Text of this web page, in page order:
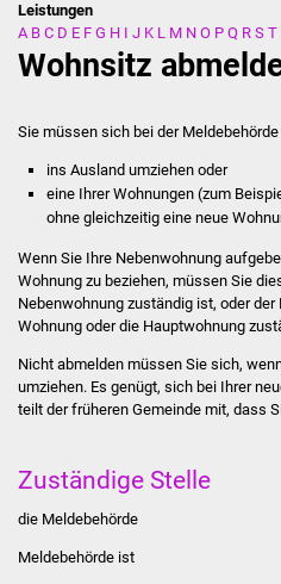
Leistungen
A B C D E F G H I J K L M N O P Q R S T
Wohnsitz
Sie müssen sich bei der
ins Ausland umziehen oder
eine Ihrer Wohnungen (zum
ohne gleichzeitig eine neue
Wenn Sie Ihre Nebenwohnung
Wohnung zu beziehen, müssen Sie
Nebenwohnung zuständig ist, oder
Wohnung oder die Hauptwohnung
Nicht abmelden müssen Sie sich,
umziehen. Es genügt, sich bei Ihrer
teilt der früheren Gemeinde mit, dass
Zuständige Stelle
die Meldebehörde
Meldebehörde ist